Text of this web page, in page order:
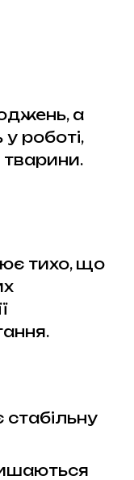
а
роботі,
тихо, що